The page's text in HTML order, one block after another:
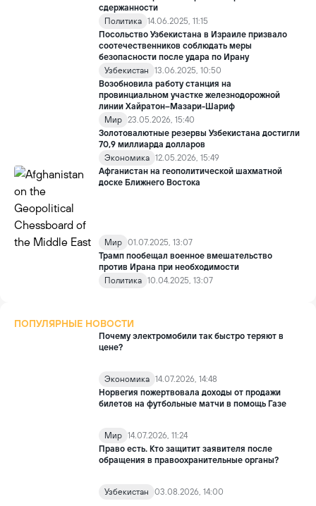
сдержанности
Политика 14.06.2025, 11:15
Посольство Узбекистана в Израиле призвало
соотечественников соблюдать меры
безопасности после удара по Ирану
Узбекистан
13.06.2025, 10:50
Возобновила работу станция на
провинциальном участке железнодорожной
линии Хайратон–Мазари-Шариф
Мир 23.05.2026, 15:40
Золотовалютные резервы Узбекистана достигли
70,9 миллиарда долларов
Экономика 12.05.2026, 15:49
Афганистан на геополитической шахматной
доске Ближнего Востока
Мир 01.07.2025, 13:07
Трамп пообещал военное вмешательство
против Ирана при необходимости
Политика 10.04.2025, 13:07
ПОПУЛЯРНЫЕ НОВОСТИ
Почему электромобили так быстро теряют в
цене?
Экономика 14.07.2026, 14:48
Норвегия пожертвовала доходы от продажи
билетов на футбольные матчи в помощь Газе
Мир 14.07.2026, 11:24
Право есть. Кто защитит заявителя после
обращения в правоохранительные органы?
Узбекистан 03.08.2026, 14:00